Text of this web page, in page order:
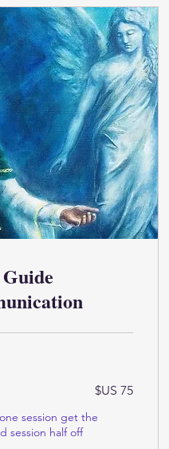
وسعره النهائي عند إتمام عملية الشراء
دولار
session get the
session half off